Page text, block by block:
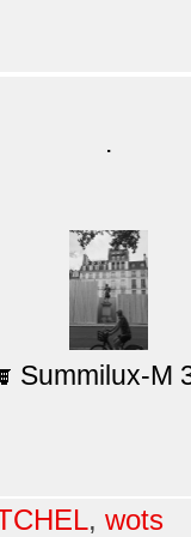
.
Summilux-M
, wots